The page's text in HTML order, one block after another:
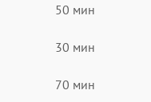
50 мин
30 мин
70 мин